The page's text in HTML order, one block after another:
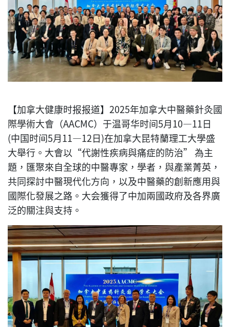
【加拿大健康时报报道】2025年加拿大中醫藥針灸國
際學術大會（AACMC）于温哥华时间5月10—11日
(中国时间5月11—12日)在加拿大昆特蘭理工大學盛
大舉行。大會以“代謝性疾病與痛症的防治” 為主
題，匯聚來自全球的中醫專家，學者，與產業菁英，
共同探討中醫現代化方向，以及中醫藥的創新應用與
國際化發展之路。大会獲得了中加兩國政府及各界廣
泛的關注與支持。